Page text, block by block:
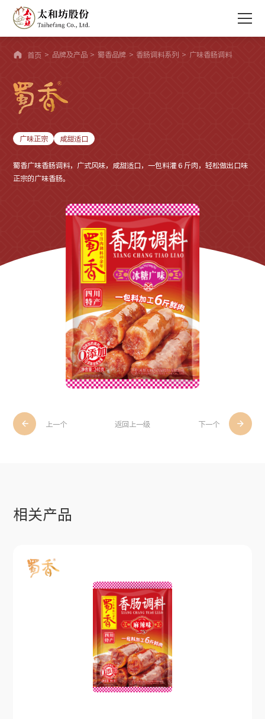
 首页 > 品牌及产品 > 蜀香品牌 > 香肠调料系列 > 广味香肠调料
广味正宗 咸甜适口
蜀香广味香肠调料，广式风味，咸甜适口，一包料灌 6 斤肉，轻松做出口味
正宗的广味香肠。
 上一个 返回上一级 
下一个
相关产品